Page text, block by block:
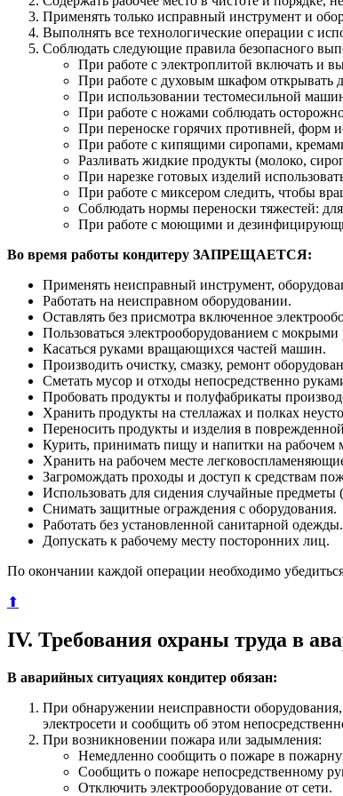
Применять только исправный инструмент и
Выполнять все технологические операции с
Соблюдать следующие правила безопасного
При работе с электроплитой включать и
При работе с духовым шкафом открывать
При использовании тестомесильной
При работе с ножами соблюдать
При переноске горячих противней, форм
При работе с кипящими сиропами,
Разливать жидкие продукты (молоко,
При нарезке готовых изделий
При работе с миксером следить, чтобы
Соблюдать нормы переноски тяжестей:
При работе с моющими и
Во время работы кондитеру ЗАПРЕЩАЕТСЯ:
Применять неисправный инструмент,
Работать на неисправном оборудовании.
Оставлять без присмотра включенное
Пользоваться электрооборудованием с мокрыми
Касаться руками вращающихся частей машин.
Производить очистку, смазку, ремонт
Сметать мусор и отходы непосредственно
Пробовать продукты и полуфабрикаты
Хранить продукты на стеллажах и полках
Переносить продукты и изделия в
Курить, принимать пищу и напитки на рабочем
Хранить на рабочем месте
Загромождать проходы и доступ к средствам
Использовать для сидения случайные
Снимать защитные ограждения с оборудования.
Работать без установленной санитарной одежды.
Допускать к рабочему месту посторонних лиц.
По окончании каждой операции необходимо
⬆
IV. Требования охраны труда в
В аварийных ситуациях кондитер обязан:
При обнаружении неисправности
электросети и сообщить об этом
При возникновении пожара или задымления:
Немедленно сообщить о пожаре в
Сообщить о пожаре непосредственному
Отключить электрооборудование от сети.